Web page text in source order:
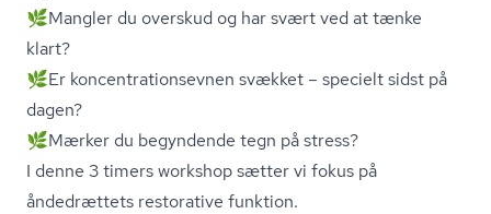
🌿Mangler du overskud og har svært ved at tænke
klart?
🌿Er kon­cen­tra­tions­ev­nen svækket – specielt sidst på
dagen?
🌿Mærker du begyndende tegn på stress?
I denne 3 timers workshop sætter vi fokus på
åndedrættets restorative funktion.